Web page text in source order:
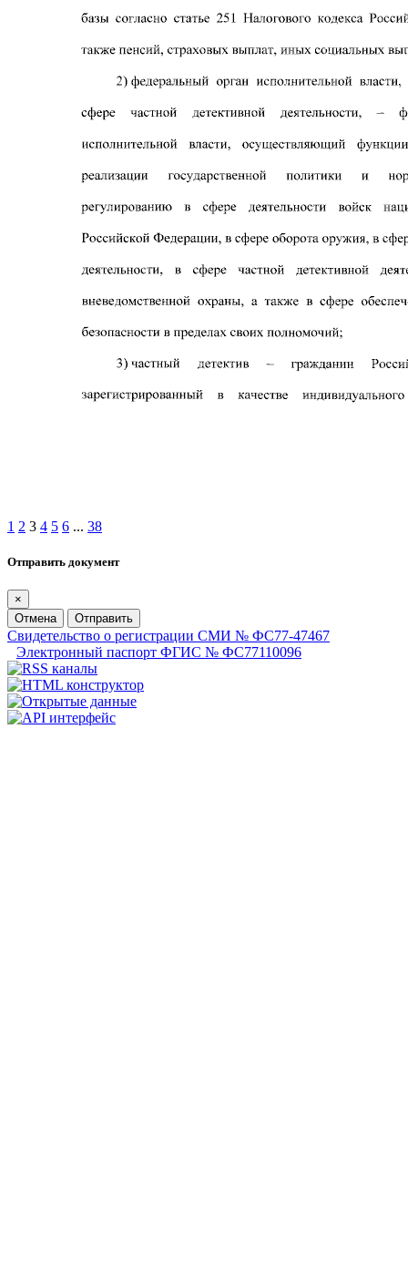
1 2 3 4 5 6 ... 38
Отправить документ
×
Отмена
Отправить
Свидетельство о регистрации СМИ № ФС77-47467
Электронный паспорт ФГИС № ФС77110096